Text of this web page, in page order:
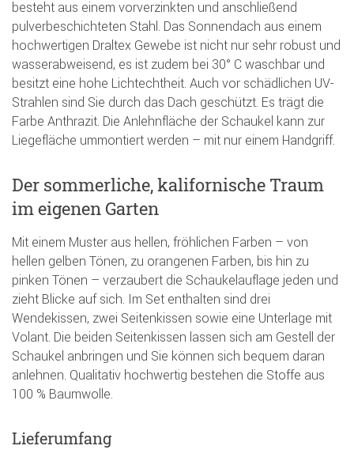
besteht aus einem vorverzinkten und anschließend
pulverbeschichteten Stahl. Das Sonnendach aus einem
hochwertigen Draltex Gewebe ist nicht nur sehr robust und
wasserabweisend, es ist zudem bei 30° C waschbar und
besitzt eine hohe Lichtechtheit. Auch vor schädlichen UV-
Strahlen sind Sie durch das Dach geschützt. Es trägt die
Farbe Anthrazit. Die Anlehnfläche der Schaukel kann zur
Liegefläche ummontiert werden – mit nur einem Handgriff.
Der sommerliche, kalifornische Traum
im eigenen Garten
Mit einem Muster aus hellen, fröhlichen Farben – von
hellen gelben Tönen, zu orangenen Farben, bis hin zu
pinken Tönen – verzaubert die Schaukelauflage jeden und
zieht Blicke auf sich. Im Set enthalten sind drei
Wendekissen, zwei Seitenkissen sowie eine Unterlage mit
Volant. Die beiden Seitenkissen lassen sich am Gestell der
Schaukel anbringen und Sie können sich bequem daran
anlehnen. Qualitativ hochwertig bestehen die Stoffe aus
100 % Baumwolle.
Lieferumfang